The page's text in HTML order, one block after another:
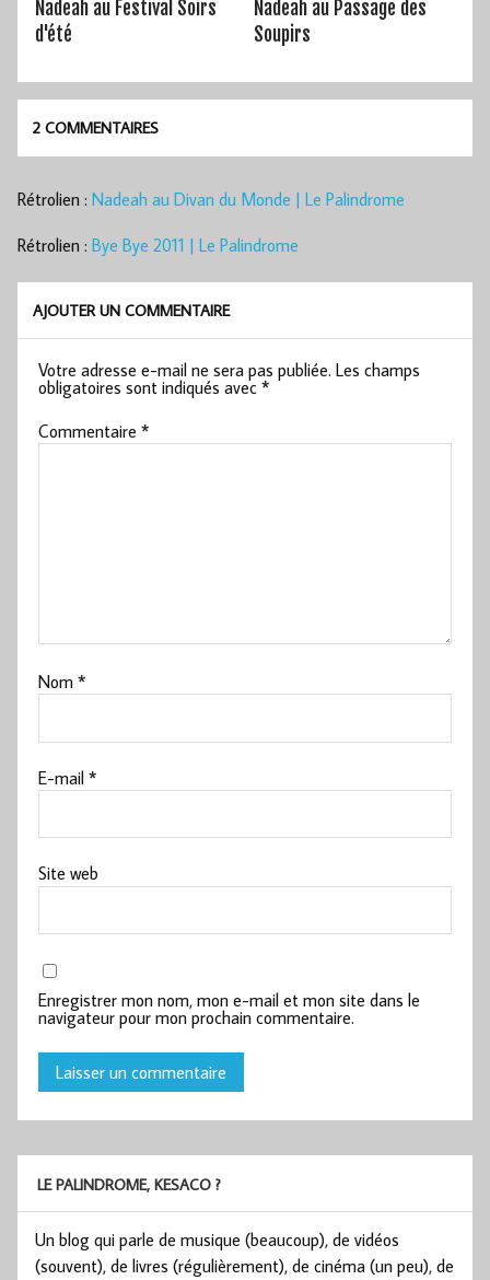
Nadeah au Festival Soirs
d'été
Nadeah au Passage des
Soupirs
2 COMMENTAIRES
Rétrolien : Nadeah au Divan du Monde | Le Palindrome
Rétrolien : Bye Bye 2011 | Le Palindrome
AJOUTER UN COMMENTAIRE
Votre adresse e-mail ne sera pas publiée. Les champs
obligatoires sont indiqués avec*
Commentaire*
Nom*
E-mail*
Site web
Enregistrer mon nom, mon e-mail et mon site dans le
navigateur pour mon prochain commentaire.
LE PALINDROME, KESACO ?
Un blog qui parle de musique (beaucoup), de vidéos
(souvent), de livres (régulièrement), de cinéma (un peu), de